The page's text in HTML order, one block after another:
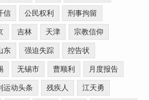
信 公民权利 刑事拘留
吉林 天津 宗教信仰
东 强迫失踪 控告状
无锡市 曹顺利 月度报告
运动头条 残疾人 江天勇